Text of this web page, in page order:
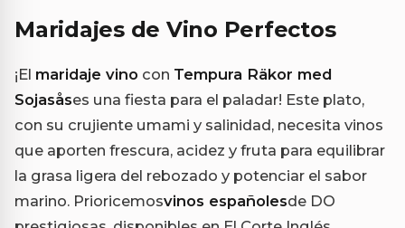
Maridajes de Vino Perfectos
¡El maridaje vino con Tempura Räkor med
Sojasåses una fiesta para el paladar! Este plato,
con su crujiente umami y salinidad, necesita vinos
que aporten frescura, acidez y fruta para equilibrar
la grasa ligera del rebozado y potenciar el sabor
marino. Prioricemosvinos españolesde DO